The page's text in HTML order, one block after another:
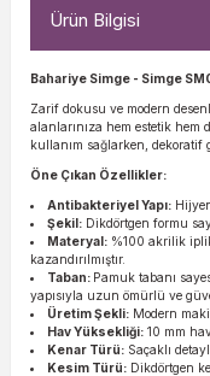
Ürün Bilgisi
Bahariye Simge - Simge
Zarif dokusu ve modern
alanlarınıza hem estetik
kullanım sağlarken, dekoratif
Öne Çıkan Özellikler:
Antibakteriyel Yapı:
Şekil: Dikdörtgen formu
Materyal: %100 akrilik
kazandırılmıştır.
Taban: Pamuk tabanı
yapısıyla uzun ömürlü ve
Üretim Şekli: Modern
Hav Yüksekliği: 10 mm
Kenar Türü: Saçaklı
Kesim Türü: Dikdörtgen